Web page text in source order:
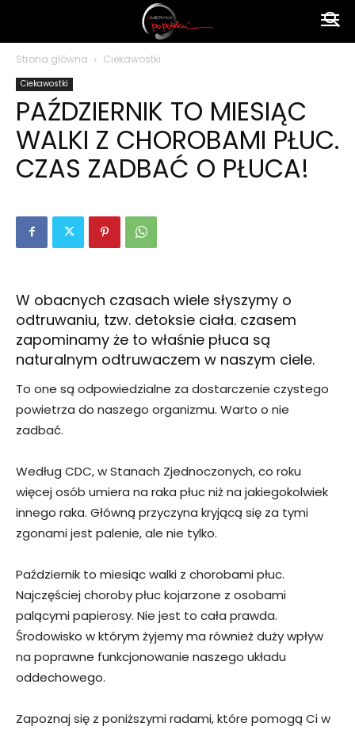
polsku
Strona główna Ciekawostki
Ciekawostki
PAŹDZIERNIK TO MIESIĄC
WALKI Z CHOROBAMI PŁUC.
CZAS ZADBAĆ O PŁUCA!
W obacnych czasach wiele słyszymy o
odtruwaniu, tzw. detoksie ciała. czasem
zapominamy że to właśnie płuca są
naturalnym odtruwaczem w naszym ciele.
To one są odpowiedzialne za dostarczenie czystego
powietrza do naszego organizmu. Warto o nie
zadbać.
Według CDC, w Stanach Zjednoczonych, co roku
więcej osób umiera na raka płuc niż na jakiegokolwiek
innego raka. Główną przyczyna kryjącą się za tymi
zgonami jest palenie, ale nie tylko.
Październik to miesiąc walki z chorobami płuc.
Najczęściej choroby płuc kojarzone z osobami
palącymi papierosy. Nie jest to cała prawda.
Środowisko w którym żyjemy ma również duży wpływ
na poprawne funkcjonowanie naszego układu
oddechowego.
Zapoznaj się z poniższymi radami, które pomogą Ci w